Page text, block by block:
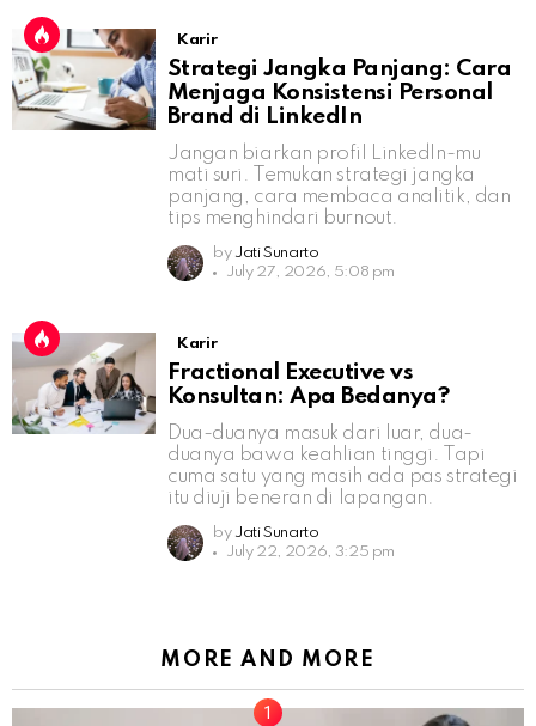
Karir
Strategi Jangka Panjang: Cara
Menjaga Konsistensi Personal
Brand di LinkedIn
Jangan biarkan profil LinkedIn-mu
mati suri. Temukan strategi jangka
panjang, cara membaca analitik, dan
tips menghindari burnout.
by Jati Sunarto
July 27, 2026, 5:08 pm
Karir
Fractional Executive vs
Konsultan: Apa Bedanya?
Dua-duanya masuk dari luar, dua-
duanya bawa keahlian tinggi. Tapi
cuma satu yang masih ada pas strategi
itu diuji beneran di lapangan.
by Jati Sunarto
July 22, 2026, 3:25 pm
MORE AND MORE